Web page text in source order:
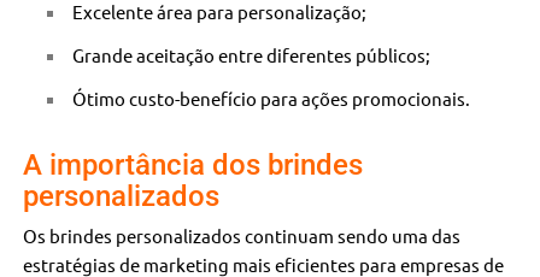
Excelente área para personalização;
Grande aceitação entre diferentes públicos;
Ótimo custo-benefício para ações promocionais.
A importância dos brindes
personalizados
Os brindes personalizados continuam sendo uma das
estratégias de marketing mais eficientes para empresas de